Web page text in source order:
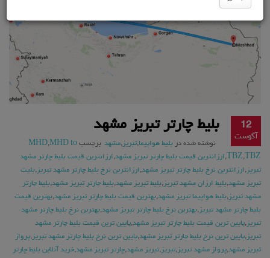
12
آگوست
بلیط چارتر تبریز مشهد
نوشته شده در بلیط هواپیما,تبریز ,مشهد برچسب MHD,MHD to
TBZ,TBZ
,ارزانترین قیمت بلیط چارتر تبریز مشهد,ارزانترین قیمت بلیط چارتر مشهد
تبریز ,ارزانترین نرخ بلیط چارتر تبریز مشهد,ارزانترین نرخ بلیط چارتر مشهد تبریز ,بلیت
تبریز مشهد,بلیط ارزان مشهد تبریز ,بلیط تبریز مشهد,بلیط چارتر تبریز مشهد,بلیط چارتر
مشهد تبریز ,بلیط هواپیما تبریز مشهد,بهترین قیمت بلیط چارتر تبریز مشهد,بهترین قیمت
بلیط چارتر مشهد تبریز ,بهترین نرخ بلیط چارتر تبریز مشهد,بهترین نرخ بلیط چارتر مشهد
تبریز ,پایین ترین قیمت بلیط چارتر تبریز مشهد,پایین ترین قیمت بلیط چارتر مشهد
تبریز ,پایین ترین نرخ بلیط چارتر تبریز مشهد,پایین ترین نرخ بلیط چارتر مشهد تبریز ,پرواز
تبریز مشهد,پرواز مشهد تبریز ,تبریز ,تبریز مشهد,چارتر تبریز مشهد,خرید آنلاین بلیط چارتر